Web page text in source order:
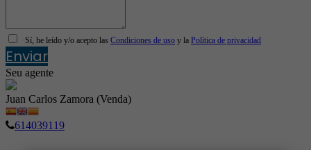
Sí, he leído y/o acepto las Condiciones de uso y la Política de privacidad
Enviar
Seu agente
Juan Carlos Zamora (Venda)
614039119